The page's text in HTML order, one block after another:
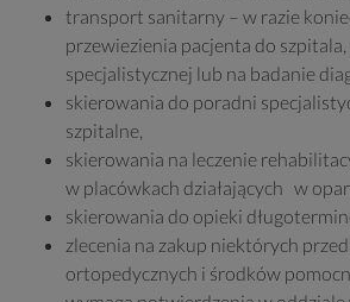
transport sanitarny – w razie
przewiezienia pacjenta do
specjalistycznej lub na badanie
skierowania do poradni
szpitalne,
skierowania na leczenie
w placówkach działających w
skierowania do opieki
zlecenia na zakup niektórych
ortopedycznych i środków